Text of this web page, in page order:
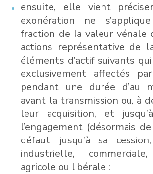
ensuite, elle vient
exonération ne
fraction de la valeur vénale
actions représentative de
éléments d’actif suivants
exclusivement affectés
pendant une durée d’au
avant la transmission ou, à
leur acquisition, et
l’engagement (désormais
défaut, jusqu’à sa
industrielle,
agricole ou libérale :